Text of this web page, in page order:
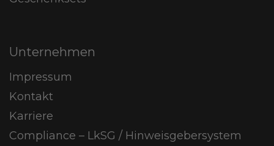
Unternehmen
Impressum
Kontakt
Karriere
Compliance – LkSG / Hinweisgebersystem